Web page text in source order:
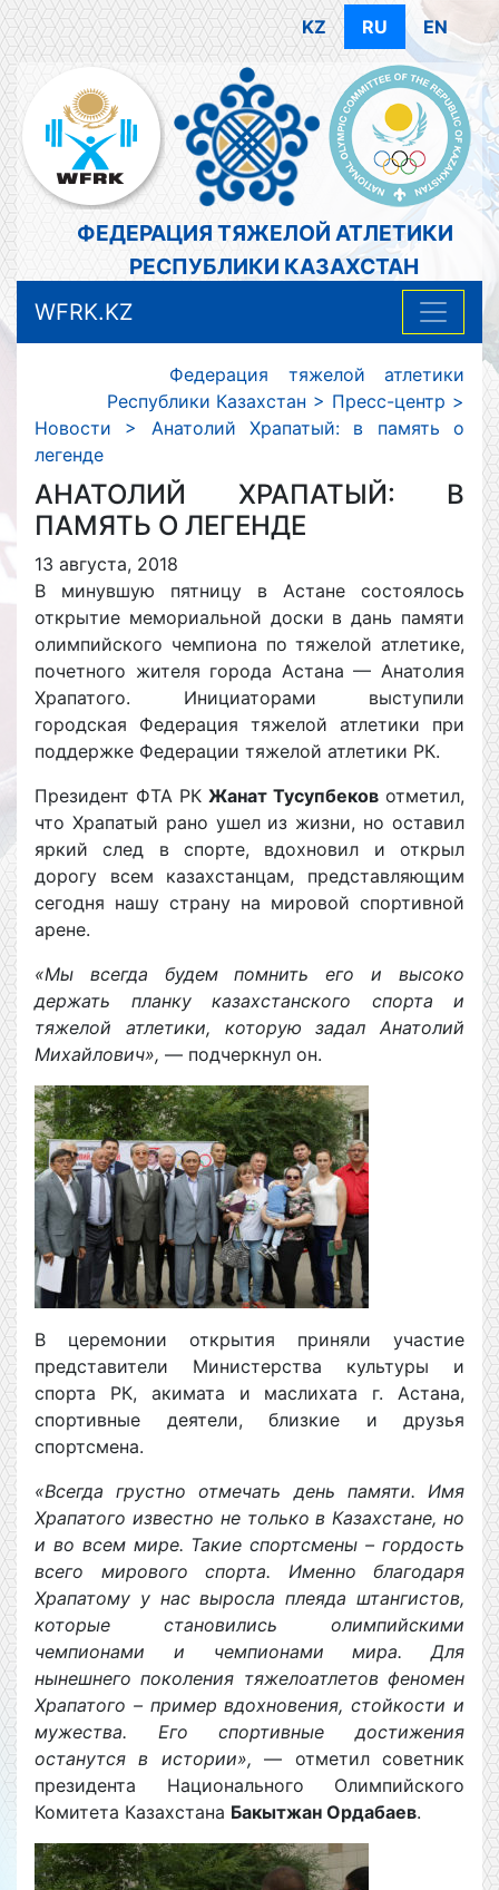
KZ RU EN
ФЕДЕРАЦИЯ ТЯЖЕЛОЙ АТЛЕТИКИ
РЕСПУБЛИКИ КАЗАХСТАН
WFRK.KZ
Федерация тяжелой атлетики
Республики Казахстан > Пресс-центр >
Новости > Анатолий Храпатый: в память о
легенде
АНАТОЛИЙ ХРАПАТЫЙ: В
ПАМЯТЬ О ЛЕГЕНДЕ
13 августа, 2018
В минувшую пятницу в Астане состоялось
открытие мемориальной доски в дань памяти
олимпийского чемпиона по тяжелой атлетике,
почетного жителя города Астана — Анатолия
Храпатого. Инициаторами выступили
городская Федерация тяжелой атлетики при
поддержке Федерации тяжелой атлетики РК.
Президент ФТА РК Жанат Тусупбеков отметил,
что Храпатый рано ушел из жизни, но оставил
яркий след в спорте, вдохновил и открыл
дорогу всем казахстанцам, представляющим
сегодня нашу страну на мировой спортивной
арене.
«Мы всегда будем помнить его и высоко
держать планку казахстанского спорта и
тяжелой атлетики, которую задал Анатолий
Михайлович», — подчеркнул он.
В церемонии открытия приняли участие
представители Министерства культуры и
спорта РК, акимата и маслихата г. Астана,
спортивные деятели, близкие и друзья
спортсмена.
«Всегда грустно отмечать день памяти. Имя
Храпатого известно не только в Казахстане, но
и во всем мире. Такие спортсмены – гордость
всего мирового спорта. Именно благодаря
Храпатому у нас выросла плеяда штангистов,
которые становились олимпийскими
чемпионами и чемпионами мира. Для
нынешнего поколения тяжелоатлетов феномен
Храпатого – пример вдохновения, стойкости и
мужества. Его спортивные достижения
останутся в истории», — отметил советник
президента Национального Олимпийского
Комитета Казахстана Бакытжан Ордабаев.